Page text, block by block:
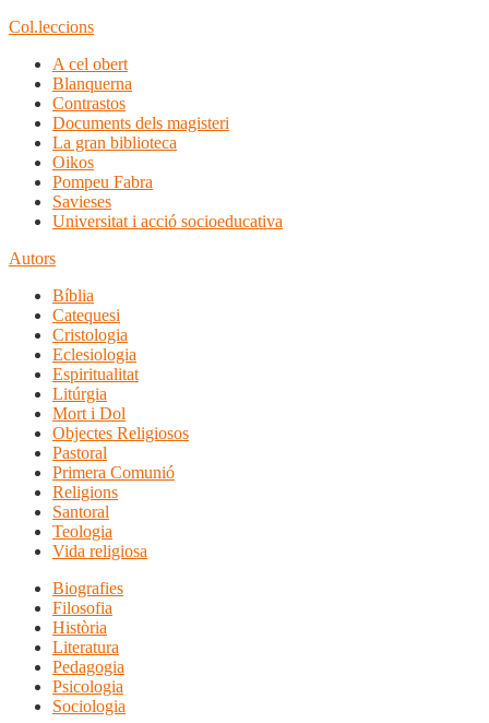
Col.leccions
A cel obert
Blanquerna
Contrastos
Documents dels magisteri
La gran biblioteca
Oikos
Pompeu Fabra
Savieses
Universitat i acció socioeducativa
Autors
Bíblia
Catequesi
Cristologia
Eclesiologia
Espiritualitat
Litúrgia
Mort i Dol
Objectes Religiosos
Pastoral
Primera Comunió
Religions
Santoral
Teologia
Vida religiosa
Biografies
Filosofia
Història
Literatura
Pedagogia
Psicologia
Sociologia